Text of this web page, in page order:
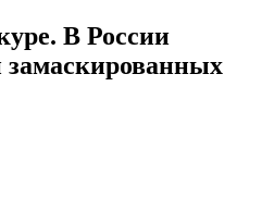
В России
замаскированных